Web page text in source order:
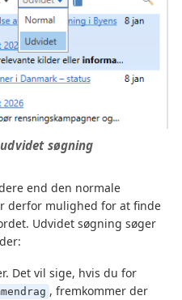
søgning
end den normale
derfor mulighed for at finde
Udvidet søgning søger
Det vil sige, hvis du for
, fremkommer der